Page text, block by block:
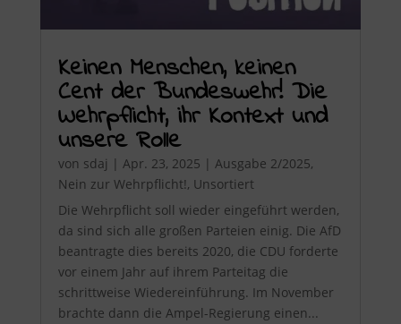
Keinen Menschen, keinen
Cent der Bundeswehr! Die
Wehrpflicht, ihr Kontext und
unsere Rolle
von sdaj | Apr. 23, 2025 | Ausgabe 2/2025,
Nein zur Wehrpflicht!, Unsortiert
Die Wehrpflicht soll wieder eingeführt werden,
da sind sich alle großen Parteien einig. Die AfD
beantragte dies bereits 2020, die CDU forderte
vor einem Jahr auf ihrem Parteitag die
schrittweise Wiedereinführung. Im November
brachte dann die Ampel-Regierung einen...